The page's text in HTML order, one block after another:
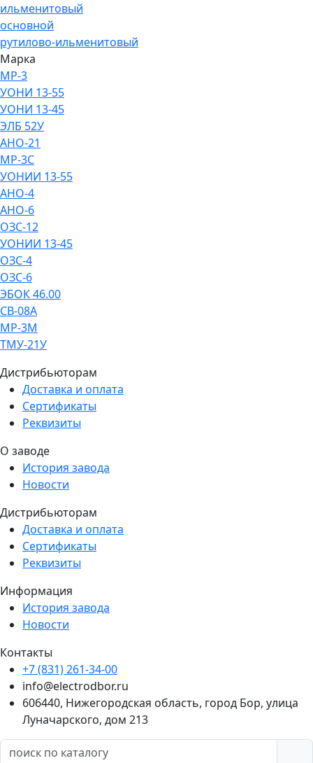
ильменитовый
основной
рутилово-ильменитовый
Марка
МР-3
УОНИ 13-55
УОНИ 13-45
ЭЛБ 52У
АНО-21
МР-3С
УОНИИ 13-55
АНО-4
АНО-6
ОЗС-12
УОНИИ 13-45
ОЗС-4
ОЗС-6
ЭБОК 46.00
СВ-08А
МР-3М
ТМУ-21У
Дистрибьюторам
Доставка и оплата
Сертификаты
Реквизиты
О заводе
История завода
Новости
Дистрибьюторам
Доставка и оплата
Сертификаты
Реквизиты
Информация
История завода
Новости
Контакты
+7 (831) 261-34-00
info@electrodbor.ru
606440, Нижегородская область, город Бор, улица
Луначарского, дом 213